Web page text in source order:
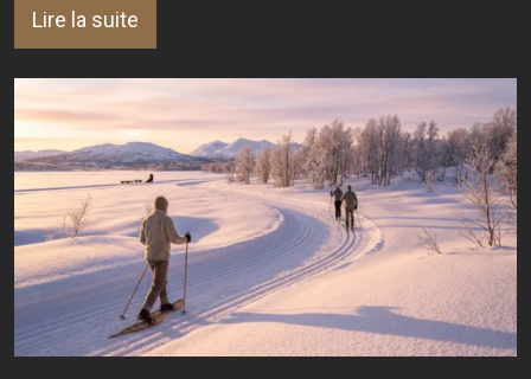
Lire la suite